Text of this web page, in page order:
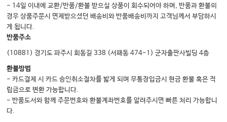
- 14일 이내에 교환/반품/환불 받으실 상품이 회수되어야 하며, 반품과 환불의
경우 상품주문시 면제받으셨던 배송비와 반품배송비까지 고객님께서 부담하시
게 됩니다.
반품주소
(10881) 경기도 파주시 회동길 338 (서패동 474-1) 군자출판사빌딩 4층
환불방법
- 카드결제 시 카드 승인취소절차를 밟게 되며 무통장입금시 현금 환불 혹은 적
립금으로 변환 가능합니다.
- 반품도서와 함께 주문번호와 환불계좌번호를 알려주시면 빠른 처리 가능합니
다.